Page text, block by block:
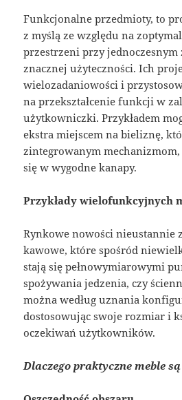
Funkcjonalne przedmioty, to
z myślą ze względu na
przestrzeni przy jednoczesnym
znacznej użyteczności. Ich
wielozadaniowości i
na przekształcenie funkcji w
użytkowniczki. Przykładem
ekstra miejscem na bieliznę,
zintegrowanym
się w wygodne kanapy.
Przykłady wielofunkcyjnych
Rynkowe nowości nieustannie
kawowe, które spośród
stają się pełnowymiarowymi
spożywania jedzenia, czy
można według uznania
dostosowując swoje rozmiar i
oczekiwań użytkowników.
Dlaczego praktyczne meble